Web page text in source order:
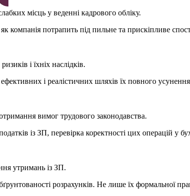
місць у веденні кадрового обліку.
компанія потрапить під пильне та прискіпливе
і їхніх наслідків.
і реалістичних шляхів їх повного
вимог трудового законодавства.
із ЗП, перевірка коректності цих операцій у
утримань із ЗП.
розрахунків. Не лише їх формальної